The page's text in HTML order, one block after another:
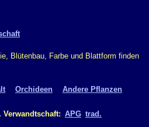
Blütenbau, Farbe und Blattform finden
Orchideen Andere Pflanzen
Verwandtschaft: APG trad.